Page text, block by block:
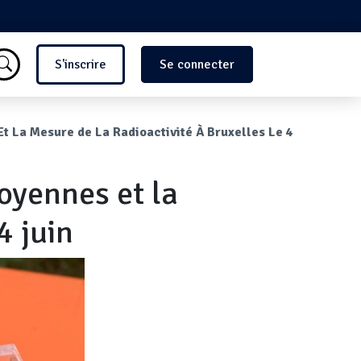
Menu du compte de
S'inscrire Se connecter
La Mesure de La Radioactivité À Bruxelles Le 4
et la
juin